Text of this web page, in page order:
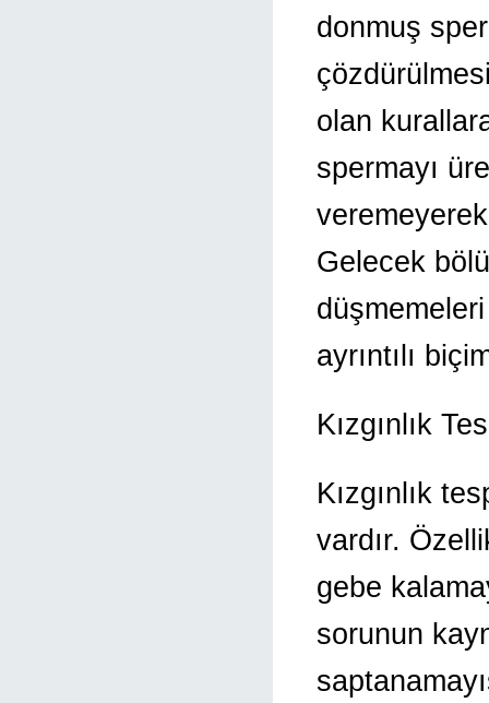
donmuş
olan
spermayı
Gelecek
ayrıntılı
Kızgınlık
Kızgınlık
vardır.
gebe
sorunun